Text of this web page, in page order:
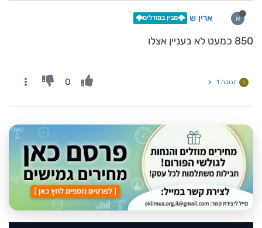
א ארין ש 🌩️מבין במודלים🌩️
850 כמעט לא בעניין אצלו
ד תגובה 1 0